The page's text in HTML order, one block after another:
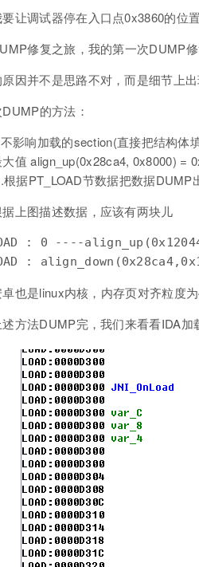
让调试器停在入口点0x3860的位置
修复之旅，我的第一次DUMP
原因并不是思路不对，而是细节上
的方法：
影响加载的section(直接把结构体
值 align_up(0x28ca4, 0x8000) =
根据PT_LOAD节数据把数据
上图描述数据，应该有两块儿
: 0 ----
卓也是linux内核，内存页对齐粒度
方法DUMP完，我们来看看IDA